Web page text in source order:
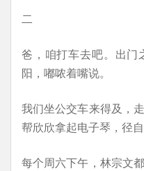
二
爸，咱打车去吧。出门
阳，嘟哝着嘴说。
我们坐公交车来得及，
帮欣欣拿起电子琴，径
每个周六下午，林宗文